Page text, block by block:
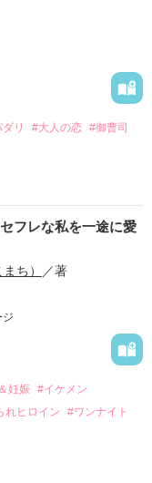
リ #大人の恋 #御曹司
桜。
係は壊れてしまう。
婚によって
なった。
ていた哲平に
フレな私を一途に愛
ち） ／著
ジ
妊娠 #イケメン
れヒロイン
#ワンナイト